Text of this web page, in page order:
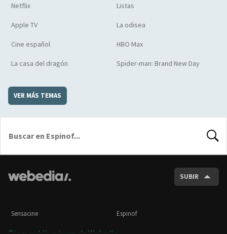
Netflix Listas
Apple TV La odisea
Cine español HBO Max
La casa del dragón Spider-man: Brand New Day
VER MÁS TEMAS
SUBIR
Sensacine Espinof